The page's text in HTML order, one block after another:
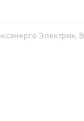
Электрик.